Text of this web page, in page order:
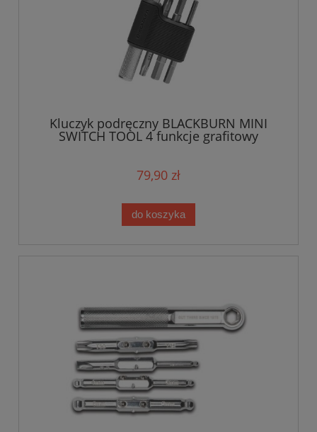
Kluczyk podręczny BLACKBURN MINI
SWITCH TOOL 4 funkcje grafitowy
79,90 zł
do koszyka